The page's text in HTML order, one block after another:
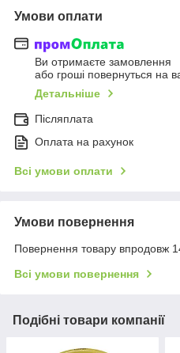
Умови оплати
Ви отримаєте замовлення
або гроші повернуться на
Детальніше
Післяплата
Оплата на рахунок
Всі умови оплати
Умови повернення
Повернення товару впродовж
Всі умови повернення
Подібні товари компанії